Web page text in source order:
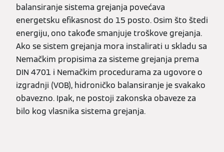
balansiranje sistema grejanja povećava
energetsku efikasnost do 15 posto. Osim što štedi
energiju, ono takođe smanjuje troškove grejanja.
Ako se sistem grejanja mora instalirati u skladu sa
Nemačkim propisima za sisteme grejanja prema
DIN 4701 i Nemačkim procedurama za ugovore o
izgradnji (VOB), hidroničko balansiranje je svakako
obavezno. Ipak, ne postoji zakonska obaveze za
bilo kog vlasnika sistema grejanja.